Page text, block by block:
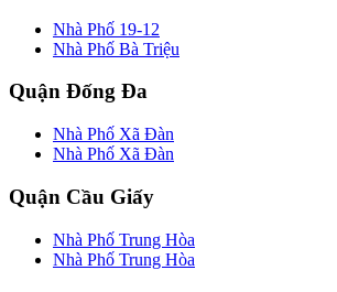
Nhà Phố 19-12
Nhà Phố Bà Triệu
Quận Đống Đa
Nhà Phố Xã Đàn
Nhà Phố Xã Đàn
Quận Cầu Giấy
Nhà Phố Trung Hòa
Nhà Phố Trung Hòa